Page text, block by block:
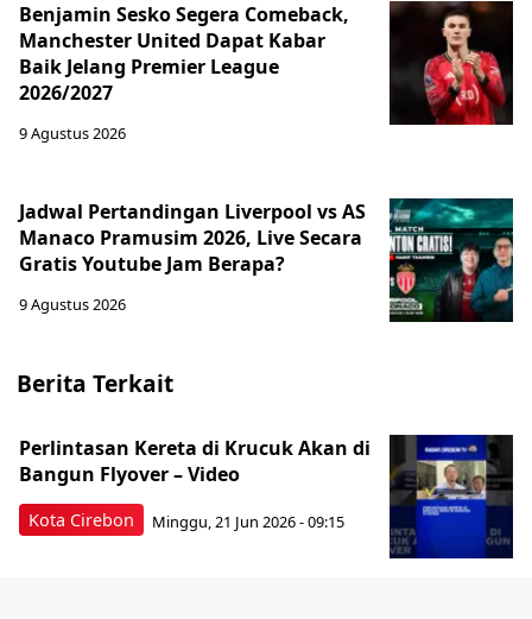
Benjamin Sesko Segera Comeback,
Manchester United Dapat Kabar
Baik Jelang Premier League
2026/2027
9 Agustus 2026
Jadwal Pertandingan Liverpool vs AS
Manaco Pramusim 2026, Live Secara
Gratis Youtube Jam Berapa?
9 Agustus 2026
Berita Terkait
Kota Cirebon
Perlintasan Kereta di Krucuk Akan di
Bangun Flyover – Video
Minggu, 21 Jun 2026 - 09:15